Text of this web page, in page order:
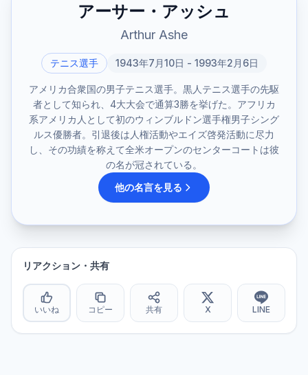
アーサー・アッシュ
Arthur Ashe
テニス選手 1943年7月10日 - 1993年2月6日
アメリカ合衆国の男子テニス選手。黒人テニス選手の先駆
者として知られ、4大大会で通算3勝を挙げた。アフリカ
系アメリカ人として初のウィンブルドン選手権男子シング
ルス優勝者。引退後は人権活動やエイズ啓発活動に尽力
し、その功績を称えて全米オープンのセンターコートは彼
の名が冠されている。
他の名言を見る
リアクション・共有
いいね コピー 共有 X LINE